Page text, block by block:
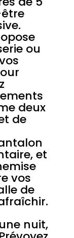
ou
deux
de
et
vos
de
nuit,